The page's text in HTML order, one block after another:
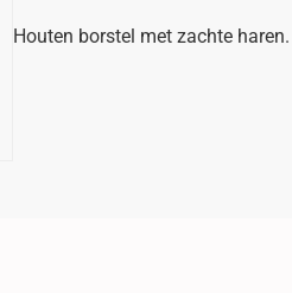
Houten borstel met zachte haren.